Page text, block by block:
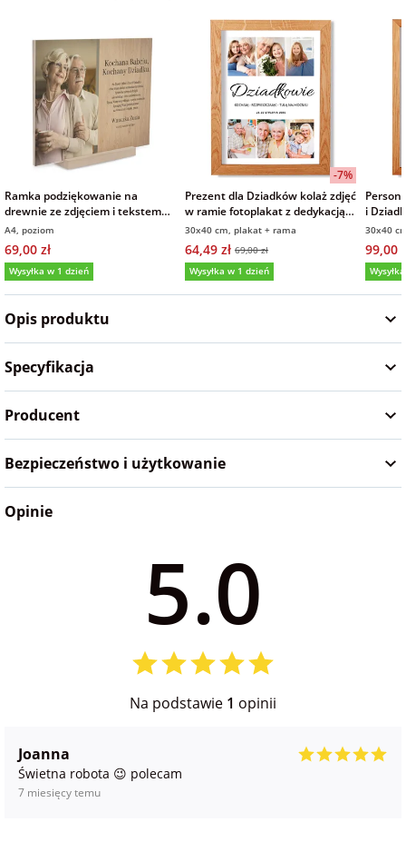
Dodatki i
opakowania
na Dzień
Chłopaka
na Dzień Kobiet
na mikołajki
na Dzień Babci i
Dziadka
na Wielkanoc
na wieczór
panieński
dla przyjaciółki
dla przyjaciela
Ramka podziękowanie na
drewnie ze zdjęciem i tekstem
prezent dla Babci i Dziadka
A4, poziom
69,00 zł
Wysyłka w 1 dzień
-7%
Prezent dla Dziadków kolaż zdjęć
w ramie fotoplakat z dedykacją
30x40 cm
30x40 cm, plakat + rama
64,49 zł 69,00 zł
Wysyłka w 1 dzień
i
30x40
99,00
Opis produktu
Specyfikacja
Producent
Bezpieczeństwo i użytkowanie
Opinie
5.0
Na podstawie 1 opinii
Joanna
Świetna robota 😉 polecam
7 miesięcy temu